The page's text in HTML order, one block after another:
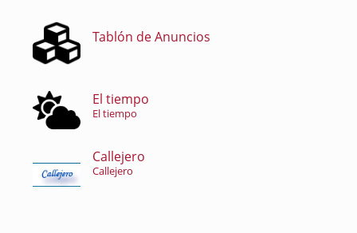
Tablón de Anuncios
El tiempo
El tiempo
Callejero
Callejero